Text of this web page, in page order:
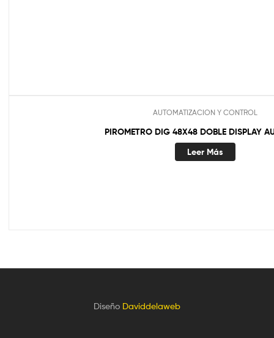
AUTOMATIZACION Y CONTROL
PIROMETRO DIG 48X48 DOBLE DISPLAY
Leer Más
Diseño Daviddelaweb